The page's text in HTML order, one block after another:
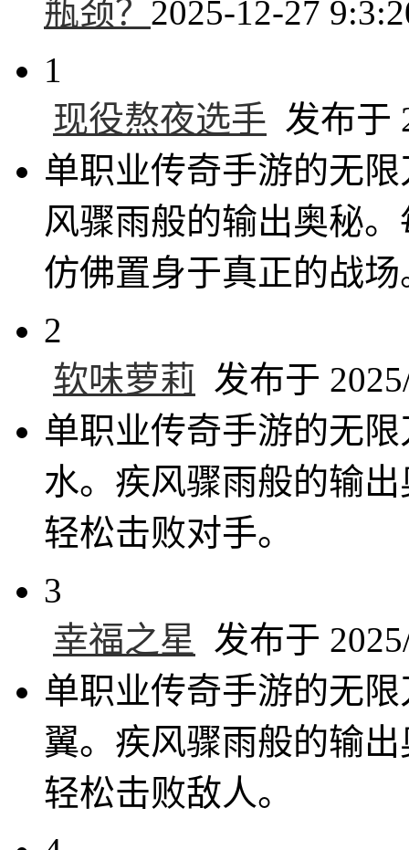
瓶颈？ 2025-12-27
1
现役熬夜选手 发布于
单职业传奇手游的无
风骤雨般的输出奥秘
仿佛置身于真正的战场
2
软味萝莉 发布于
单职业传奇手游的无
水。疾风骤雨般的输
轻松击败对手。
3
幸福之星
发布于
单职业传奇手游的无
翼。疾风骤雨般的输
轻松击败敌人。